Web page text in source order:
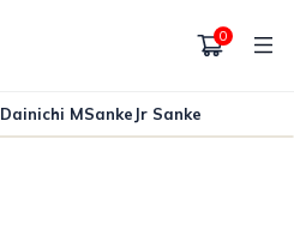
0
Dainichi MSankeJr Sanke